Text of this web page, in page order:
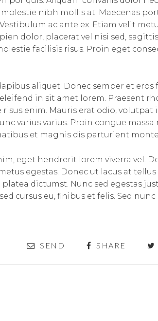
nibh mollis at. Maecenas
ac ante ex. Etiam velit
dolor, placerat vel nisi sed,
facilisis risus. Proin eget
aliquet. Donec semper et
in sit amet lorem. Praesent
enim. Mauris erat odio, volutpat
varius varius. Proin congue
et magnis dis parturient
eget hendrerit lorem viverra vel.
egestas. Donec ut lacus at
dictumst. Nunc sed egestas
cursus eu, finibus et felis. Sed
SEND SHARE